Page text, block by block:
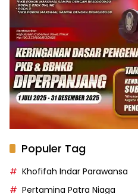
Populer Tag
Khofifah Indar Parawansa
Pertamina Patra Niaga